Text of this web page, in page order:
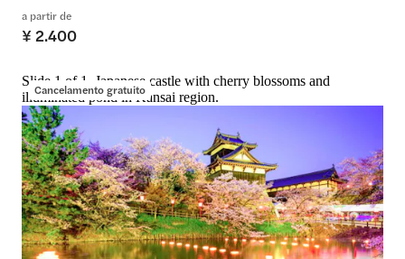
a partir de
¥ 2.400
Cancelamento gratuito
Slide 1 of 1, Japanese castle with cherry blossoms and
illuminated pond in Kansai region.